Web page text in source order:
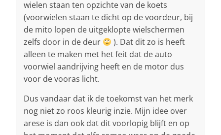
wielen staan ten opzichte van de koets
(voorwielen staan te dicht op de voordeur, bij
de mito lopen de uitgeklopte wielschermen
zelfs door in de deur
). Dat dit zo is heeft
alleen te maken met het feit dat de auto
voorwiel aandrijving heeft en de motor dus
voor de vooras licht.
Dus vandaar dat ik de toekomst van het merk
nog niet zo roos kleurig inzie. Mijn idee over
arese is dan ook dat dit voorlopig blijft en op